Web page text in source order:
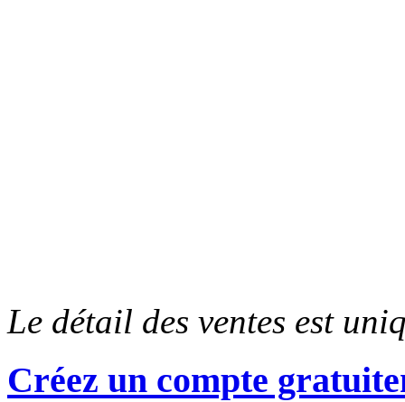
Le détail des ventes est
Créez un compte